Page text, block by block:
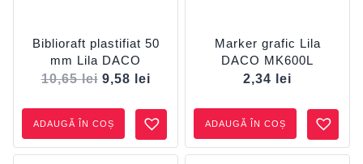
Biblioraft plastifiat 50
mm Lila DACO
10,65lei 9,58 lei
ADAUGĂ ÎN COȘ
Marker grafic Lila
DACO MK600L
2,34
lei
ADAUGĂ ÎN COȘ